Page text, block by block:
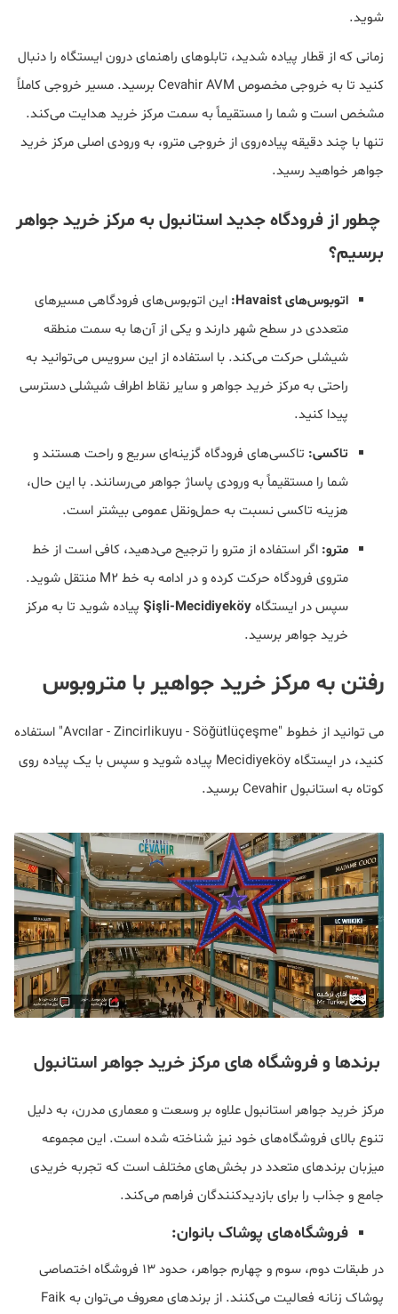
شوید.
زمانی که از قطار پیاده شدید، تابلوهای راهنمای درون ایستگاه را دنبال
کنید تا به خروجی مخصوص Cevahir AVM برسید. مسیر خروجی کاملاً
مشخص است و شما را مستقیماً به سمت مرکز خرید هدایت می‌کند.
تنها با چند دقیقه پیاده‌روی از خروجی مترو، به ورودی اصلی مرکز خرید
جواهر خواهید رسید.
چطور از فرودگاه جدید استانبول به مرکز خرید جواهر
برسیم؟
اتوبوس‌های Havaist:
این اتوبوس‌های فرودگاهی مسیرهای
متعددی در سطح شهر دارند و یکی از آن‌ها به سمت منطقه
شیشلی حرکت می‌کند. با استفاده از این سرویس می‌توانید به
راحتی به مرکز خرید جواهر و سایر نقاط اطراف شیشلی دسترسی
پیدا کنید.
تاکسی: تاکسی‌های فرودگاه گزینه‌ای سریع و راحت هستند و
شما را مستقیماً به ورودی پاساژ جواهر می‌رسانند. با این حال،
هزینه تاکسی نسبت به حمل‌ونقل عمومی بیشتر است.
مترو: اگر استفاده از مترو را ترجیح می‌دهید، کافی است از خط
متروی فرودگاه حرکت کرده و در ادامه به خط M2 منتقل شوید.
سپس در ایستگاهŞişli-Mecidiyeköy پیاده شوید تا به مرکز
خرید جواهر برسید.
رفتن به مرکز خرید جواهیر با متروبوس
می توانید از خطوط "Avcılar - Zincirlikuyu - Söğütlüçeşme" استفاده
کنید، در ایستگاه Mecidiyeköy پیاده شوید و سپس با یک پیاده روی
کوتاه به استانبول Cevahir برسید.
برندها و فروشگاه های مرکز خرید جواهر استانبول
مرکز خرید جواهر استانبول علاوه بر وسعت و معماری مدرن، به دلیل
تنوع بالای فروشگاه‌های خود نیز شناخته شده است. این مجموعه
میزبان برندهای متعدد در بخش‌های مختلف است که تجربه خریدی
جامع و جذاب را برای بازدیدکنندگان فراهم می‌کند.
فروشگاه‌های پوشاک بانوان:
در طبقات دوم، سوم و چهارم جواهر، حدود ۱۳ فروشگاه اختصاصی
پوشاک زنانه فعالیت می‌کنند. از برندهای معروف می‌توان به Faik